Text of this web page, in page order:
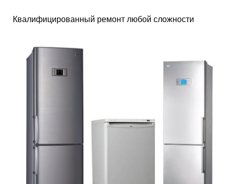
Квалифицированный ремонт любой сложности